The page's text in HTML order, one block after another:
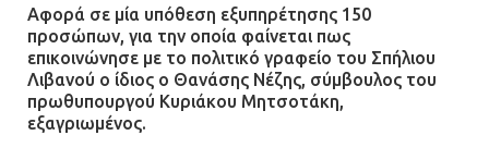
Αφορά σε μία υπόθεση εξυπηρέτησης 150
προσώπων, για την οποία φαίνεται πως
επικοινώνησε με το πολιτικό γραφείο του Σπήλιου
Λιβανού ο ίδιος ο Θανάσης Νέζης, σύμβουλος του
πρωθυπουργού Κυριάκου Μητσοτάκη,
εξαγριωμένος.